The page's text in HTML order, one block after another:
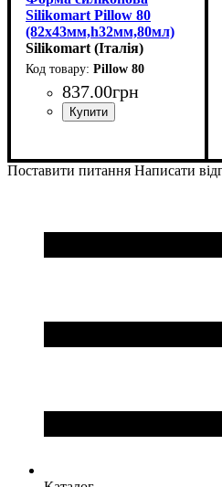
Silikomart Pillow 80
(82x43мм,h32мм,80мл)
Silikomart (Італія)
Pillow 80
837.00грн
Поставити питання Написати